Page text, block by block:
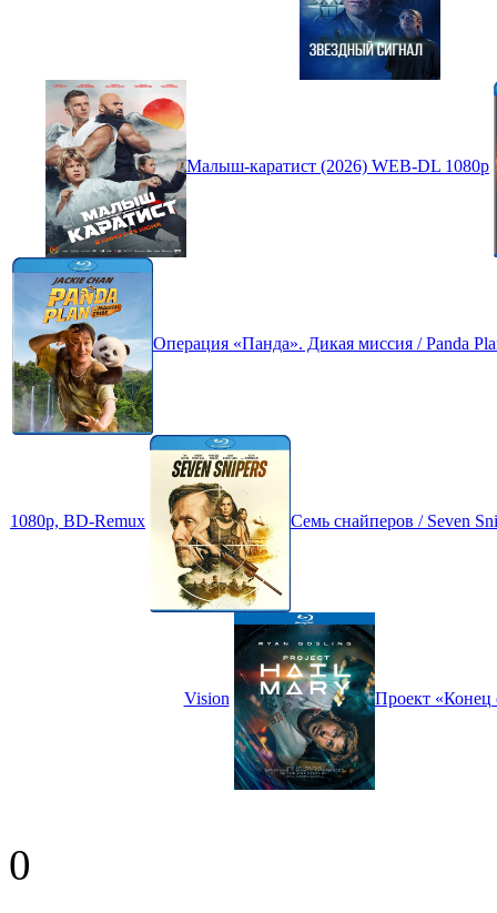
Малыш-каратист (2026) WEB-DL 1080p
Операция «Панда». Дикая миссия / Panda
1080p, BD-Remux Семь снайперов / Seven
Vision Проект «Конец
0